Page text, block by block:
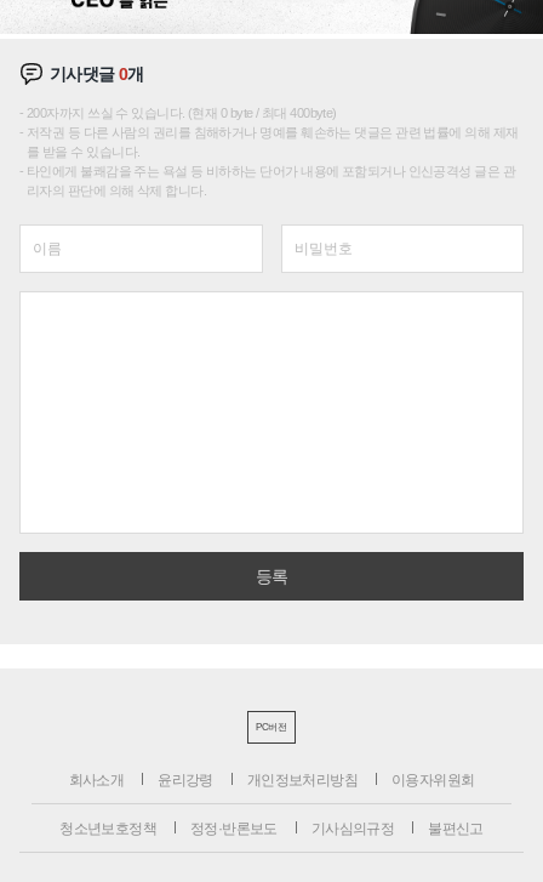
기사댓글0개
200자까지 쓰실 수 있습니다. (현재 0 byte / 최대 400byte)
저작권 등 다른 사람의 권리를 침해하거나 명예를 훼손하는 댓글은 관련 법률에 의해 제재
를 받을 수 있습니다.
타인에게 불쾌감을 주는 욕설 등 비하하는 단어가 내용에 포함되거나 인신공격성 글은 관
리자의 판단에 의해 삭제 합니다.
PC버전
회사소개 윤리강령 개인정보처리방침 이용자위원회
청소년보호정책 정정·반론보도 기사심의규정 불편신고